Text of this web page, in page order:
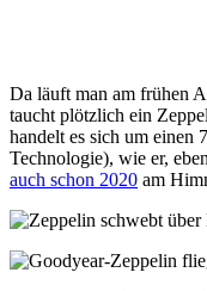
Da läuft man am frühen
taucht plötzlich ein
handelt es sich um einen
Technologie), wie er,
auch schon 2020 am